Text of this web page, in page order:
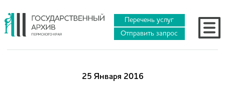
Перечень услуг
Отправить запрос
25 Января 2016